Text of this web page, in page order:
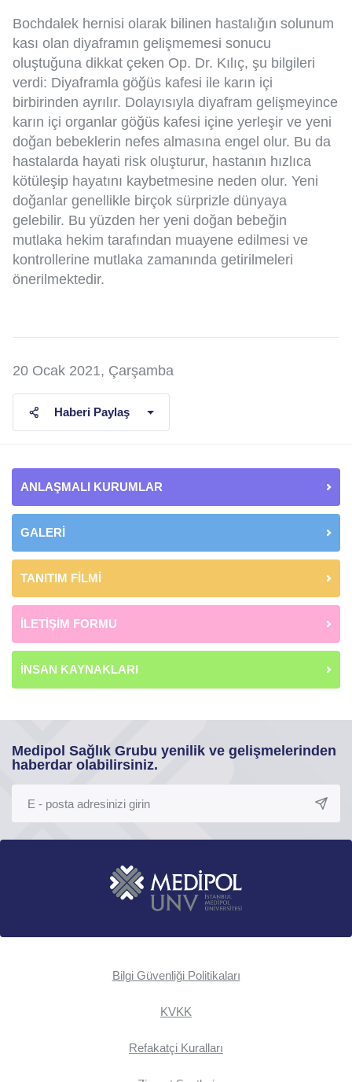
Bochdalek hernisi olarak bilinen hastalığın solunum
kası olan diyaframın gelişmemesi sonucu
oluştuğuna dikkat çeken Op. Dr. Kılıç, şu bilgileri
verdi: Diyaframla göğüs kafesi ile karın içi
birbirinden ayrılır. Dolayısıyla diyafram gelişmeyince
karın içi organlar göğüs kafesi içine yerleşir ve yeni
doğan bebeklerin nefes almasına engel olur. Bu da
hastalarda hayati risk oluşturur, hastanın hızlıca
kötüleşip hayatını kaybetmesine neden olur. Yeni
doğanlar genellikle birçok sürprizle dünyaya
gelebilir. Bu yüzden her yeni doğan bebeğin
mutlaka hekim tarafından muayene edilmesi ve
kontrollerine mutlaka zamanında getirilmeleri
önerilmektedir.
20 Ocak 2021, Çarşamba
Haberi Paylaş
ANLAŞMALI KURUMLAR
GALERİ
TANITIM FİLMİ
İLETİŞİM FORMU
İNSAN KAYNAKLARI
Medipol Sağlık Grubu yenilik ve gelişmelerinden
haberdar olabilirsiniz.
Bilgi Güvenliği Politikaları
KVKK
Refakatçi Kuralları